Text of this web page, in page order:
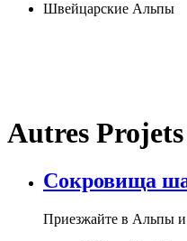
Швейцарские Альпы
Autres Projets
Сокровища
Приезжайте в Альпы и